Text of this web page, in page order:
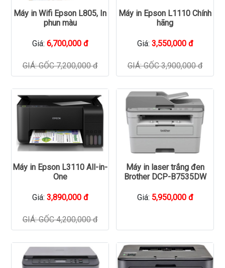
Máy in Wifi Epson L805, In
phun màu
Giá: 6,700,000 đ
GIÁ: GỐC 7,200,000 đ
Máy in Epson L1110 Chính
hãng
Giá: 3,550,000 đ
GIÁ: GỐC 3,900,000 đ
Máy in Epson L3110 All-in-
One
Giá: 3,890,000 đ
GIÁ: GỐC 4,200,000 đ
Máy in laser trắng đen
Brother DCP-B7535DW
Giá: 5,950,000 đ